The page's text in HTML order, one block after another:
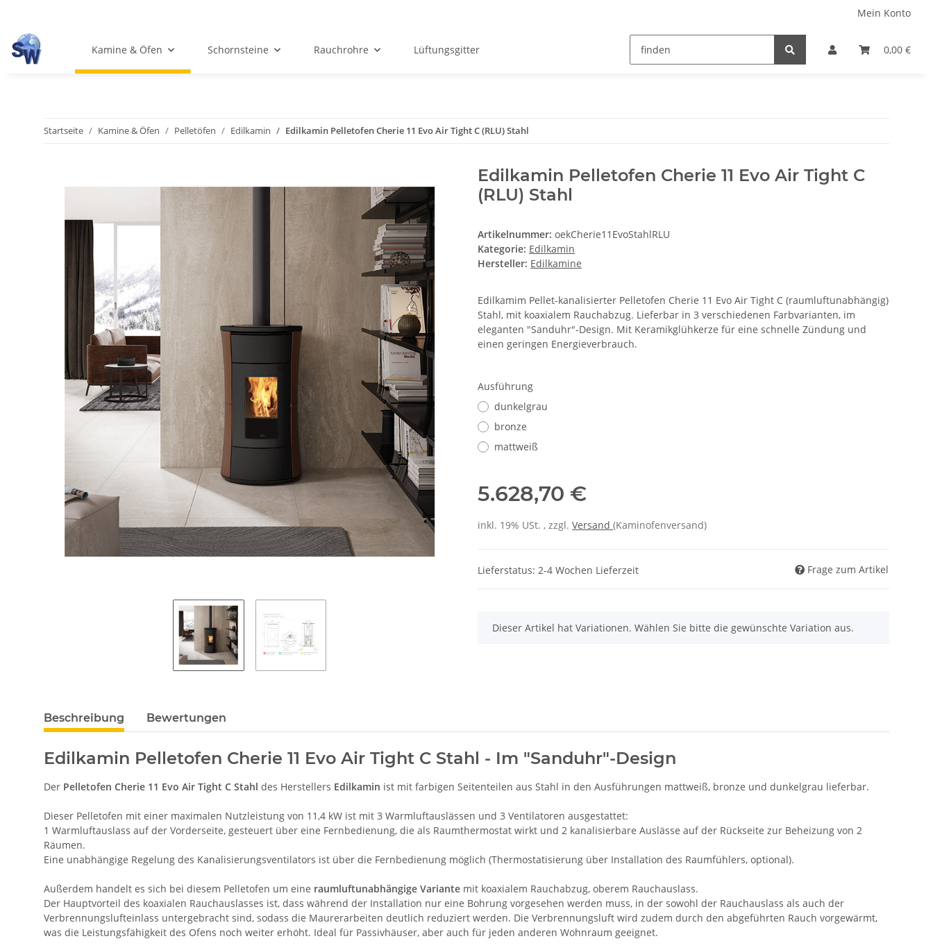
Mein Konto
0,00 €
Kamine & Öfen Schornsteine Rauchrohre Lüftungsgitter
Startseite Kamine & Öfen Pelletöfen Edilkamin Edilkamin Pelletofen Cherie 11 Evo Air Tight C (RLU) Stahl
Edilkamin Pelletofen Cherie 11 Evo Air Tight C
(RLU) Stahl
Artikelnummer: oekCherie11EvoStahlRLU
Kategorie: Edilkamin
Hersteller: Edilkamine
Edilkamim Pellet-kanalisierter Pelletofen Cherie 11 Evo Air Tight C (raumluftunabhängig)
Stahl, mit koaxialem Rauchabzug. Lieferbar in 3 verschiedenen Farbvarianten, im
eleganten "Sanduhr"-Design. Mit Keramikglühkerze für eine schnelle Zündung und
einen geringen Energieverbrauch.
Ausführung
dunkelgrau
bronze
mattweiß
5.628,70 €
inkl. 19% USt. , zzgl. Versand (Kaminofenversand)
Lieferstatus: 2-4 Wochen Lieferzeit Frage zum Artikel
x
Dieser Artikel hat Variationen. Wählen Sie bitte die gewünschte Variation aus.
Beschreibung Bewertungen
Edilkamin Pelletofen Cherie 11 Evo Air Tight C Stahl - Im "Sanduhr"-Design
Der Pelletofen Cherie 11 Evo Air Tight C Stahl des Herstellers Edilkamin ist mit farbigen Seitenteilen aus Stahl in den Ausführungen mattweiß, bronze und dunkelgrau lieferbar.
Dieser Pelletofen mit einer maximalen Nutzleistung von 11,4 kW ist mit 3 Warmluftauslässen und 3 Ventilatoren ausgestattet:
1 Warmluftauslass auf der Vorderseite, gesteuert über eine Fernbedienung, die als Raumthermostat wirkt und 2 kanalisierbare Auslässe auf der Rückseite zur Beheizung von 2
Räumen.
Eine unabhängige Regelung des Kanalisierungsventilators ist über die Fernbedienung möglich (Thermostatisierung über Installation des Raumfühlers, optional).
Außerdem handelt es sich bei diesem Pelletofen um eine raumluftunabhängige Variante mit koaxialem Rauchabzug, oberem Rauchauslass.
Der Hauptvorteil des koaxialen Rauchauslasses ist, dass während der Installation nur eine Bohrung vorgesehen werden muss, in der sowohl der Rauchauslass als auch der
Verbrennungslufteinlass untergebracht sind, sodass die Maurerarbeiten deutlich reduziert werden. Die Verbrennungsluft wird zudem durch den abgeführten Rauch vorgewärmt,
was die Leistungsfähigkeit des Ofens noch weiter erhöht. Ideal für Passivhäuser, aber auch für jeden anderen Wohnraum geeignet.